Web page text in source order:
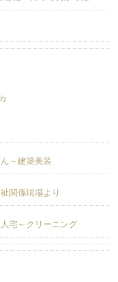
～建築美装
関係現場より
宅～クリーニング